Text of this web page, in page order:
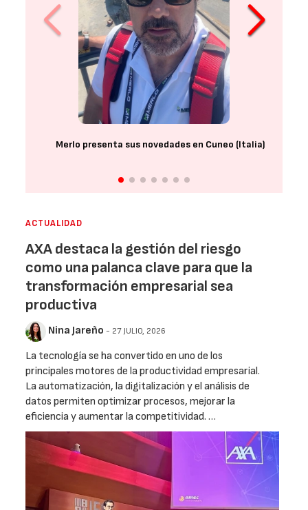
Merlo presenta sus novedades en Cuneo (Italia)
ACTUALIDAD
AXA destaca la gestión del riesgo
como una palanca clave para que la
transformación empresarial sea
productiva
Nina Jareño - 27 JULIO, 2026
La tecnología se ha convertido en uno de los
principales motores de la productividad empresarial.
La automatización, la digitalización y el análisis de
datos permiten optimizar procesos, mejorar la
eficiencia y aumentar la competitividad. …